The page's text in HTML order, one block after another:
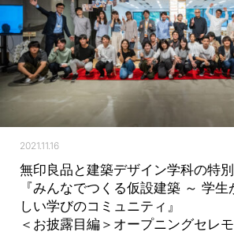
2021.11.16
無印良品と建築デザイン学科の特
『みんなでつくる仮設建築 ～ 学
しい学びのコミュニティ』
＜お披露目編＞オープニングセレ